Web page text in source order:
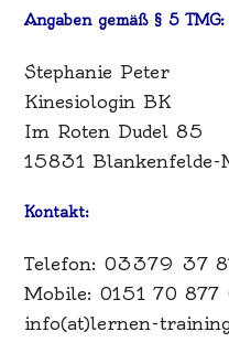
Angaben gemäß § 5 TMG:
Stephanie Peter
Kinesiologin BK
Im Roten Dudel 85
15831 Blankenfelde-
Kontakt:
Telefon: 03379 37
Mobile: 0151 70 877
info(at)lernen-